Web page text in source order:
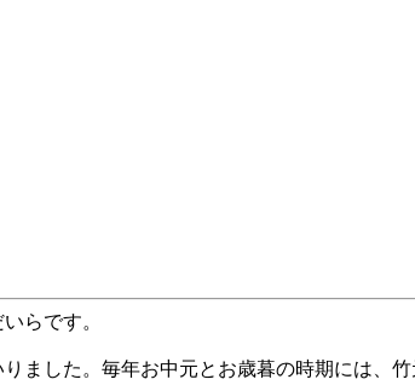
らです。
ました。毎年お中元とお歳暮の時期には、